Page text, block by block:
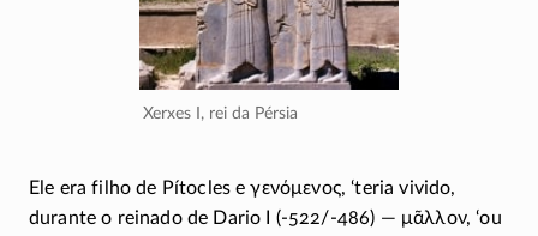
Xerxes I, rei da Pérsia
Ele era filho de Pítocles eγενόμενος, ‘teria vivido,
durante o reinado de Dario I (-522/-486) — μᾶλλον, ‘ou